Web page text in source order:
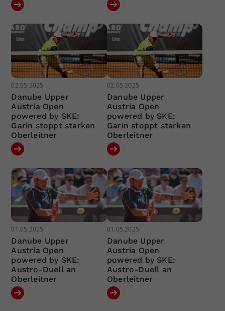
02.05.2025
Danube Upper
Austria Open
powered by SKE:
Garin stoppt starken
Oberleitner
02.05.2025
Danube Upper
Austria Open
powered by SKE:
Garin stoppt starken
Oberleitner
01.05.2025
Danube Upper
Austria Open
powered by SKE:
Austro-Duell an
Oberleitner
01.05.2025
Danube Upper
Austria Open
powered by SKE:
Austro-Duell an
Oberleitner